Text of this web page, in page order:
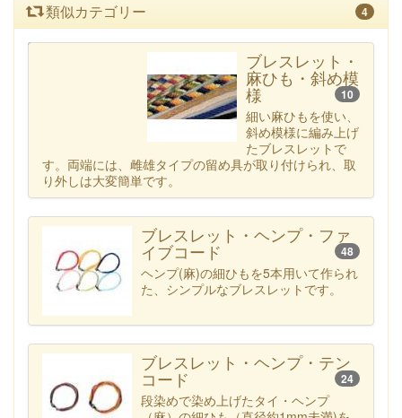
類似カテゴリー 4
ブレスレット・
麻ひも・斜め模
様 10
細い麻ひもを使い、
斜め模様に編み上げ
たブレスレットで
す。両端には、雌雄タイプの留め具が取り付けられ、取
り外しは大変簡単です。
ブレスレット・ヘンプ・ファ
イブコード 48
ヘンプ(麻)の細ひもを5本用いて作られ
た、シンプルなブレスレットです。
ブレスレット・ヘンプ・テン
コード 24
段染めで染め上げたタイ・ヘンプ